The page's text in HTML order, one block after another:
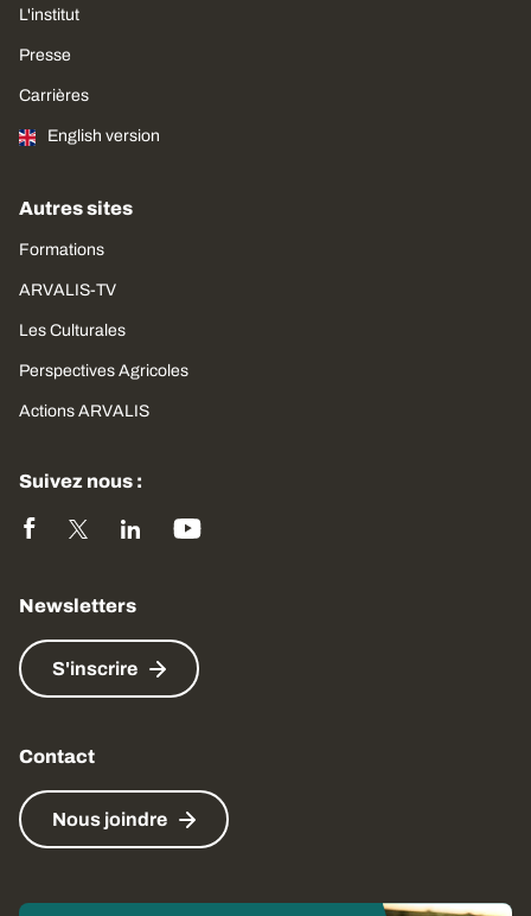
L'institut
Presse
Carrières
English version
Autres sites
Formations
ARVALIS-TV
Les Culturales
Perspectives Agricoles
Actions ARVALIS
Suivez nous :
Newsletters
S'inscrire
Contact
Nous joindre